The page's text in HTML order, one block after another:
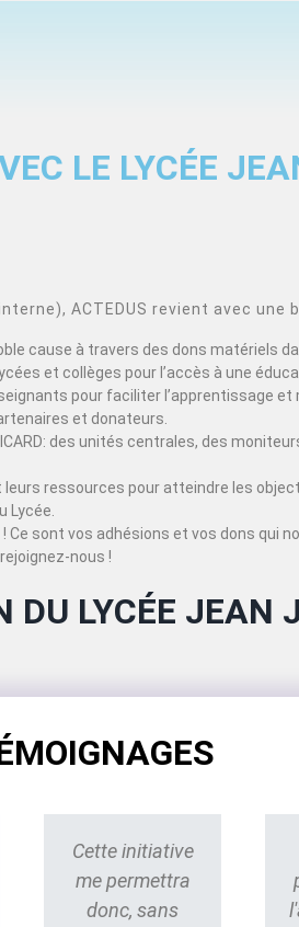
LE LYCÉE
ACTEDUS revient avec une
cause à travers des dons matériels
et collèges pour l’accès à une
pour faciliter l’apprentissage et
et donateurs.
des unités centrales, des
ressources pour atteindre les
Lycée.
Ce sont vos adhésions et vos dons qui
nous !
DU LYCÉE JEAN
Cette initiative
me permettra
donc, sans